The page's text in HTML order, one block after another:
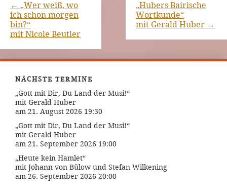
← „Wer weiß, wo
ich schon morgen
bin?“
mit Nicole Beutler
„Hubers Bairische
Wortkunde“
mit Gerald Huber →
NÄCHSTE TERMINE
„Gott mit Dir, Du Land der Musi!“
mit Gerald Huber
am 21. August 2026 19:30
„Gott mit Dir, Du Land der Musi!“
mit Gerald Huber
am 21. September 2026 19:00
„Heute kein Hamlet“
mit Johann von Bülow und Stefan Wilkening
am 26. September 2026 20:00